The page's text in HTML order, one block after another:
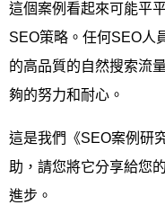
這個案例看起來可能平
SEO策略。任何SEO人
的高品質的自然搜索流
夠的努力和耐心。
這是我們《SEO案例研
助，請您將它分享給您
進步。